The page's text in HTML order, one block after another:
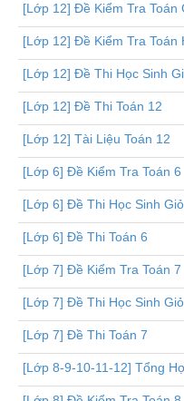
[Lớp 12] Đề Kiểm Tra Toán
[Lớp 12] Đề Kiểm Tra Toán
[Lớp 12] Đề Thi Học Sinh
[Lớp 12] Đề Thi Toán 12
[Lớp 12] Tài Liệu Toán 12
[Lớp 6] Đề Kiểm Tra Toán 6
[Lớp 6] Đề Thi Học Sinh
[Lớp 6] Đề Thi Toán 6
[Lớp 7] Đề Kiểm Tra Toán 7
[Lớp 7] Đề Thi Học Sinh
[Lớp 7] Đề Thi Toán 7
[Lớp 8-9-10-11-12] Tổng